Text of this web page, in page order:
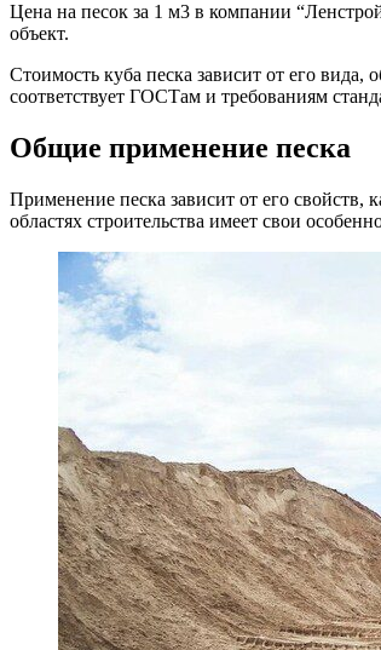
Цена на песок за 1 м3 в компании
объект.
Стоимость куба песка зависит от его вида,
соответствует ГОСТам и требованиям
Общие применение песка
Применение песка зависит от его свойств,
областях строительства имеет свои